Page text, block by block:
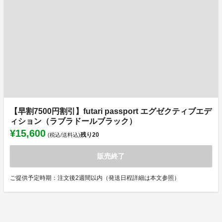
【早割7500円割引】futari passport エグゼクティブエデ
ィション（ラブラドールブラック）
¥15,600 (税込/送料込)残り20
販売終了
ご提供予定時期：注文後2週間以内（発送日程詳細は本文参照）